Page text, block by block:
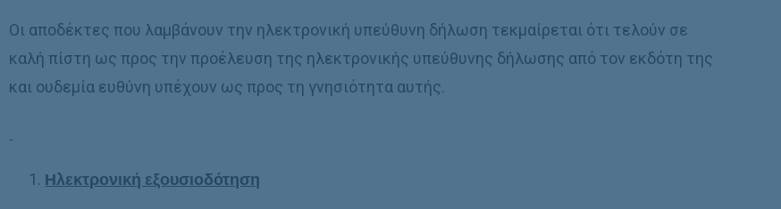
Οι αποδέκτες που λαμβάνουν την ηλεκτρονική υπεύθυνη δήλωση τεκμαίρεται ότι τελούν σε
καλή πίστη ως προς την προέλευση της ηλεκτρονικής υπεύθυνης δήλωσης από τον εκδότη της
και ουδεμία ευθύνη υπέχουν ως προς τη γνησιότητα αυτής.
Ηλεκτρονική εξουσιοδότηση